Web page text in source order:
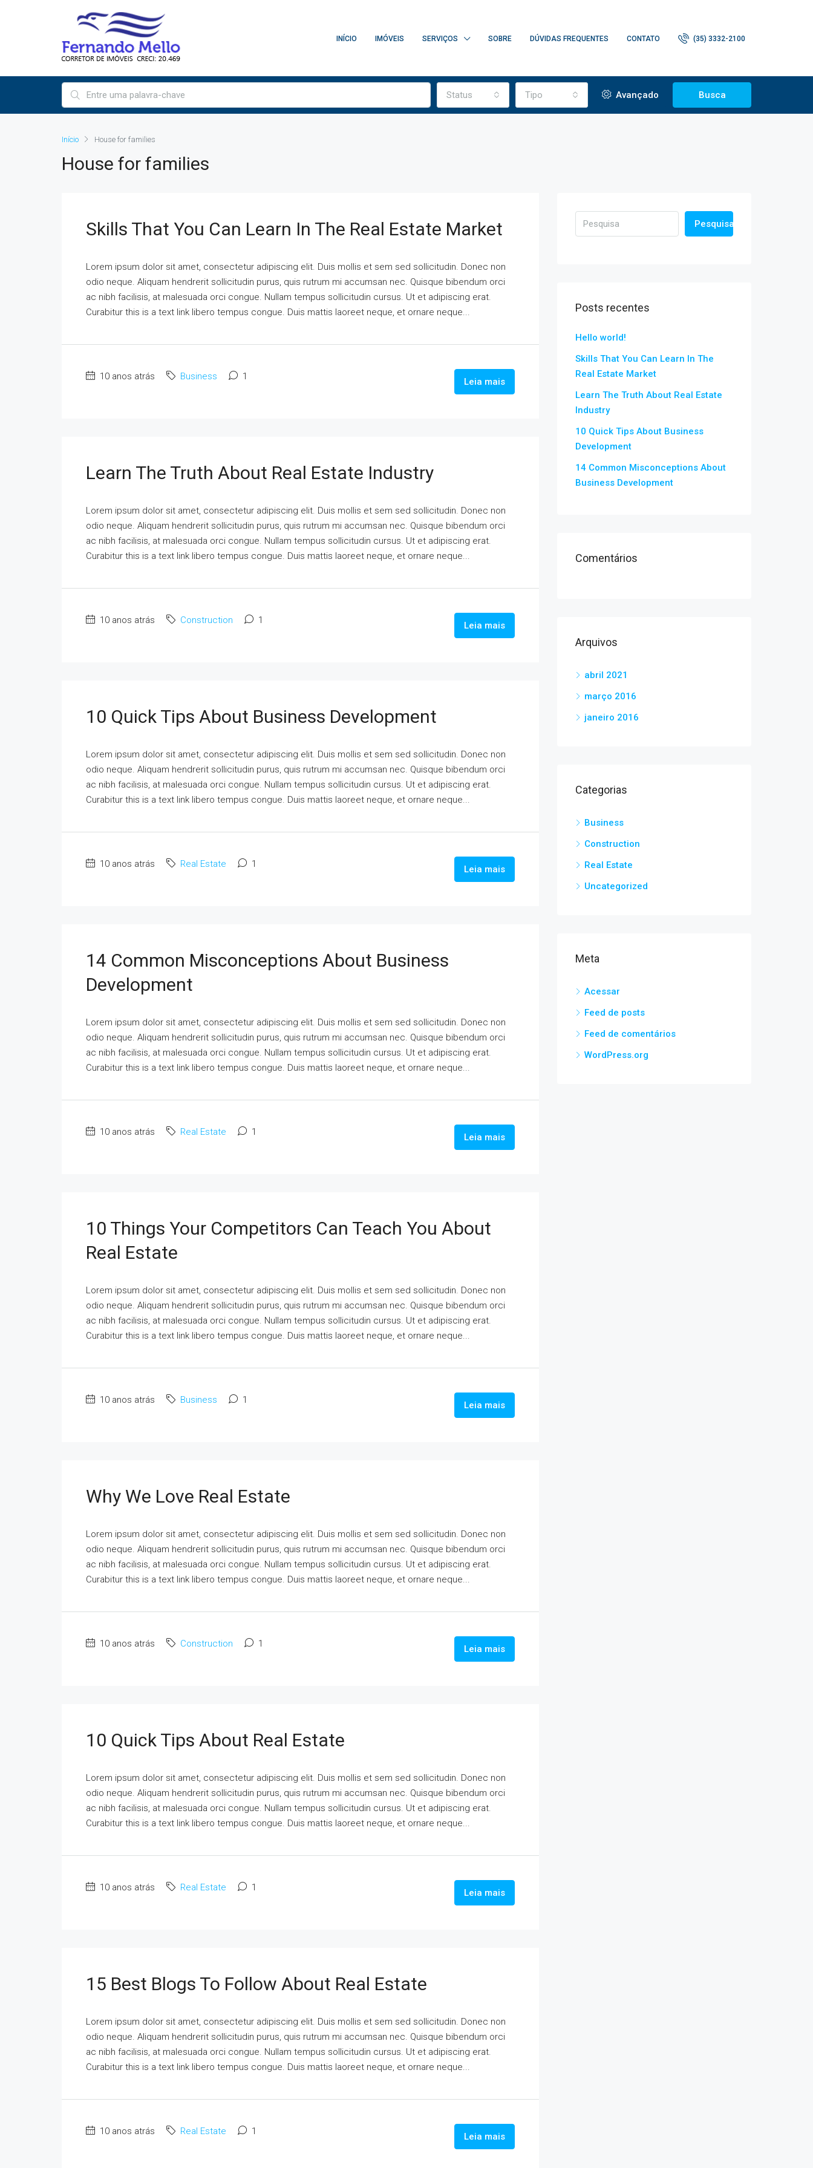
INÍCIO IMÓVEIS SERVIÇOS SOBRE DÚVIDAS FREQUENTES CONTATO (35) 3332-2100
Status Tipo Avançado Busca
Início House for families
House for families
Skills That You Can Learn In The Real Estate Market
Lorem ipsum dolor sit amet, consectetur adipiscing elit. Duis mollis et sem sed sollicitudin. Donec non
odio neque. Aliquam hendrerit sollicitudin purus, quis rutrum mi accumsan nec. Quisque bibendum orci
ac nibh facilisis, at malesuada orci congue. Nullam tempus sollicitudin cursus. Ut et adipiscing erat.
Curabitur this is a text link libero tempus congue. Duis mattis laoreet neque, et ornare neque...
10 anos atrás Business 1 Leia mais
Learn The Truth About Real Estate Industry
Lorem ipsum dolor sit amet, consectetur adipiscing elit. Duis mollis et sem sed sollicitudin. Donec non
odio neque. Aliquam hendrerit sollicitudin purus, quis rutrum mi accumsan nec. Quisque bibendum orci
ac nibh facilisis, at malesuada orci congue. Nullam tempus sollicitudin cursus. Ut et adipiscing erat.
Curabitur this is a text link libero tempus congue. Duis mattis laoreet neque, et ornare neque...
10 anos atrás Construction 1 Leia mais
10 Quick Tips About Business Development
Lorem ipsum dolor sit amet, consectetur adipiscing elit. Duis mollis et sem sed sollicitudin. Donec non
odio neque. Aliquam hendrerit sollicitudin purus, quis rutrum mi accumsan nec. Quisque bibendum orci
ac nibh facilisis, at malesuada orci congue. Nullam tempus sollicitudin cursus. Ut et adipiscing erat.
Curabitur this is a text link libero tempus congue. Duis mattis laoreet neque, et ornare neque...
10 anos atrás Real Estate 1 Leia mais
14 Common Misconceptions About Business
Development
Lorem ipsum dolor sit amet, consectetur adipiscing elit. Duis mollis et sem sed sollicitudin. Donec non
odio neque. Aliquam hendrerit sollicitudin purus, quis rutrum mi accumsan nec. Quisque bibendum orci
ac nibh facilisis, at malesuada orci congue. Nullam tempus sollicitudin cursus. Ut et adipiscing erat.
Curabitur this is a text link libero tempus congue. Duis mattis laoreet neque, et ornare neque...
10 anos atrás Real Estate 1 Leia mais
10 Things Your Competitors Can Teach You About
Real Estate
Lorem ipsum dolor sit amet, consectetur adipiscing elit. Duis mollis et sem sed sollicitudin. Donec non
odio neque. Aliquam hendrerit sollicitudin purus, quis rutrum mi accumsan nec. Quisque bibendum orci
ac nibh facilisis, at malesuada orci congue. Nullam tempus sollicitudin cursus. Ut et adipiscing erat.
Curabitur this is a text link libero tempus congue. Duis mattis laoreet neque, et ornare neque...
10 anos atrás Business 1 Leia mais
Why We Love Real Estate
Lorem ipsum dolor sit amet, consectetur adipiscing elit. Duis mollis et sem sed sollicitudin. Donec non
odio neque. Aliquam hendrerit sollicitudin purus, quis rutrum mi accumsan nec. Quisque bibendum orci
ac nibh facilisis, at malesuada orci congue. Nullam tempus sollicitudin cursus. Ut et adipiscing erat.
Curabitur this is a text link libero tempus congue. Duis mattis laoreet neque, et ornare neque...
10 anos atrás Construction 1 Leia mais
10 Quick Tips About Real Estate
Lorem ipsum dolor sit amet, consectetur adipiscing elit. Duis mollis et sem sed sollicitudin. Donec non
odio neque. Aliquam hendrerit sollicitudin purus, quis rutrum mi accumsan nec. Quisque bibendum orci
ac nibh facilisis, at malesuada orci congue. Nullam tempus sollicitudin cursus. Ut et adipiscing erat.
Curabitur this is a text link libero tempus congue. Duis mattis laoreet neque, et ornare neque...
10 anos atrás Real Estate 1 Leia mais
15 Best Blogs To Follow About Real Estate
Lorem ipsum dolor sit amet, consectetur adipiscing elit. Duis mollis et sem sed sollicitudin. Donec non
odio neque. Aliquam hendrerit sollicitudin purus, quis rutrum mi accumsan nec. Quisque bibendum orci
ac nibh facilisis, at malesuada orci congue. Nullam tempus sollicitudin cursus. Ut et adipiscing erat.
Curabitur this is a text link libero tempus congue. Duis mattis laoreet neque, et ornare neque...
10 anos atrás Real Estate 1 Leia mais
Pesquisa
Posts recentes
Hello world!
Skills That You Can Learn In The
Real Estate Market
Learn The Truth About Real Estate
Industry
10 Quick Tips About Business
Development
14 Common Misconceptions About
Business Development
Comentários
Arquivos
abril 2021
março 2016
janeiro 2016
Categorias
Business
Construction
Real Estate
Uncategorized
Meta
Acessar
Feed de posts
Feed de comentários
WordPress.org